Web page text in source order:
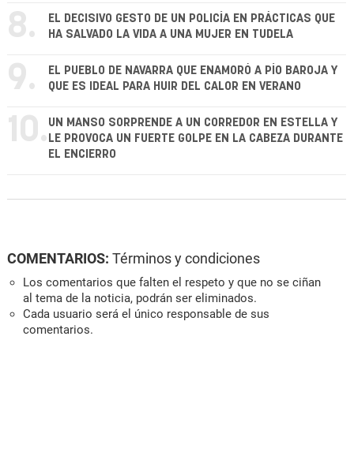
8.
EL DECISIVO GESTO DE UN POLICÍA EN PRÁCTICAS QUE
HA SALVADO LA VIDA A UNA MUJER EN TUDELA
9.
EL PUEBLO DE NAVARRA QUE ENAMORÓ A PÍO BAROJA Y
QUE ES IDEAL PARA HUIR DEL CALOR EN VERANO
10. UN MANSO SORPRENDE A UN CORREDOR EN ESTELLA Y
LE PROVOCA UN FUERTE GOLPE EN LA CABEZA DURANTE
EL ENCIERRO
COMENTARIOS: Términos y condiciones
Los comentarios que falten el respeto y que no se ciñan
al tema de la noticia, podrán ser eliminados.
Cada usuario será el único responsable de sus
comentarios.